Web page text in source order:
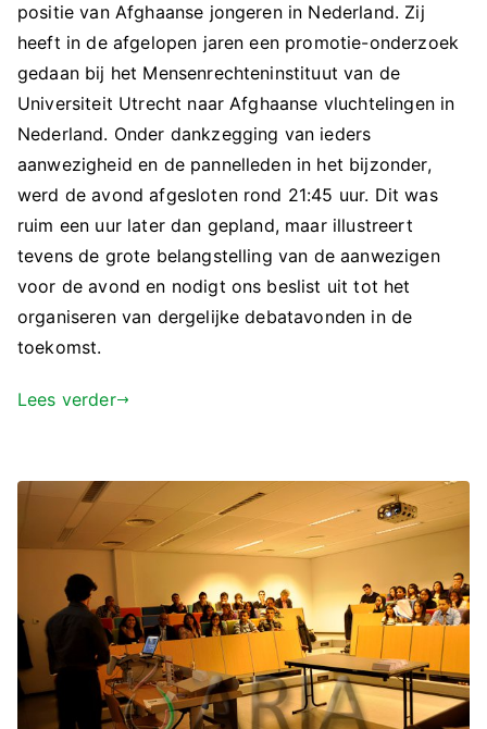
positie van Afghaanse jongeren in Nederland. Zij
heeft in de afgelopen jaren een promotie-onderzoek
gedaan bij het Mensenrechteninstituut van de
Universiteit Utrecht naar Afghaanse vluchtelingen in
Nederland. Onder dankzegging van ieders
aanwezigheid en de pannelleden in het bijzonder,
werd de avond afgesloten rond 21:45 uur. Dit was
ruim een uur later dan gepland, maar illustreert
tevens de grote belangstelling van de aanwezigen
voor de avond en nodigt ons beslist uit tot het
organiseren van dergelijke debatavonden in de
toekomst.
Lees verder